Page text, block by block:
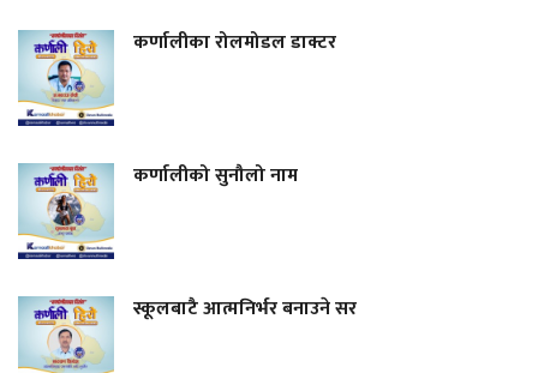
कर्णालीका रोलमोडल डाक्टर
कर्णालीको सुनौलो नाम
स्कूलबाटै आत्मनिर्भर बनाउने सर